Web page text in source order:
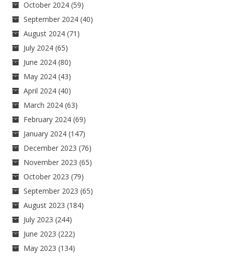
October 2024 (59)
September 2024 (40)
August 2024 (71)
July 2024 (65)
June 2024 (80)
May 2024 (43)
April 2024 (40)
March 2024 (63)
February 2024 (69)
January 2024 (147)
December 2023 (76)
November 2023 (65)
October 2023 (79)
September 2023 (65)
August 2023 (184)
July 2023 (244)
June 2023 (222)
May 2023 (134)